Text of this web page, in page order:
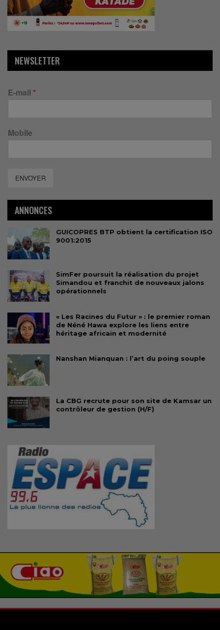
NEWSLETTER
E-mail *
Mobile
ENVOYER
ANNONCES
GUICOPRES BTP obtient la certification ISO
9001:2015
SimFer poursuit la réalisation du projet
Simandou et franchit de nouveaux jalons
opérationnels
« Les Racines du Futur » : le premier roman
de Néné Hawa explore les liens entre
héritage africain et modernité
Nanshan Mianquan : l’art du poing souple
La CBG recrute pour son site de Kamsar un
contrôleur de gestion (H/F)